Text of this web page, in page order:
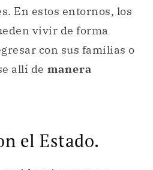
En estos entornos, los
vivir de forma
con sus familias o
allí de manera
el Estado.